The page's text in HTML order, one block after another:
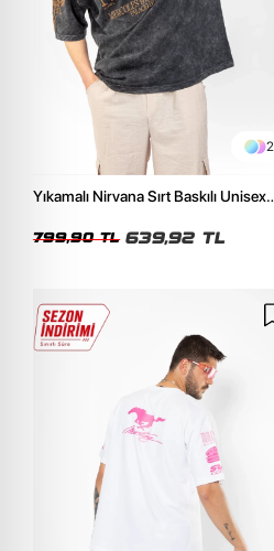
2
Yıkamalı Nirvana Sırt Baskılı Unisex
799,90 TL 639,92 TL